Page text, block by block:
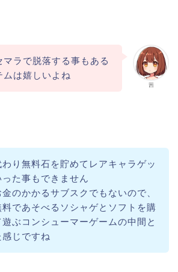
茜
マラで脱落する事もある
は嬉しいよね
わり無料石を貯めてレアキャラゲッ
った事もできません
のかかるサブスクでもないので、
料であそべるソシャゲとソフトを購
遊ぶコンシューマーゲームの中間と
感じですね